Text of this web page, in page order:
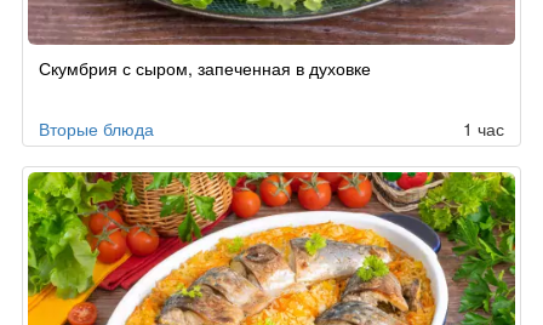
Скумбрия с сыром, запеченная в духовке
Вторые блюда 1 час